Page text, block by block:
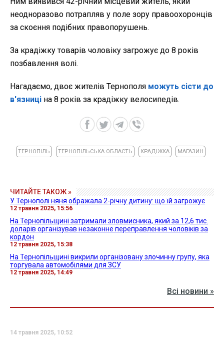
неодноразово потрапляв у поле зору правоохоронців
за скоєння подібних правопорушень.
За крадіжку товарів чоловіку загрожує до 8 років
позбавлення волі.
Нагадаємо, двоє жителів Тернополя можуть сісти до
в'язниці на 8 років за крадіжку велосипедів.
ТЕРНОПІЛЬ ТЕРНОПІЛЬСЬКА ОБЛАСТЬ КРАДІЖКА МАГАЗИН
ЧИТАЙТЕ ТАКОЖ »
У Тернополі няня ображала 2-річну дитину: що їй загрожує
12 травня 2025, 15:56
На Тернопільщині затримали зловмисника, який за 12,6 тис.
доларів організував незаконне переправлення чоловіків за
кордон
12 травня 2025, 15:38
На Тернопільщині викрили організовану злочинну групу, яка
торгувала автомобілями для ЗСУ
12 травня 2025, 14:49
Всі новини »
14 травня 2025, 10:52